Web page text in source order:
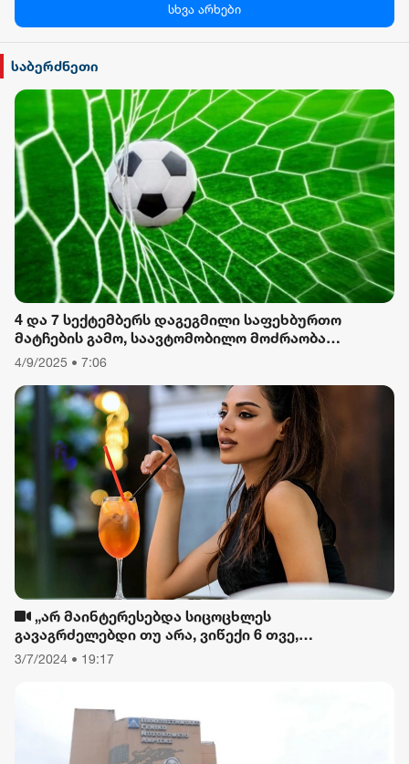
სილქ უნივერსალი
TV პირველი
ფორმულა
რიონი
სხვა არხები
საბერძნეთი
4 და 7 სექტემბერს დაგეგმილი საფეხბურთო
მატჩების გამო, საავტომობილო მოძრაობა
შეიზღუდება
4/9/2025 • 7:06
„არ მაინტერესებდა სიცოცხლეს
გავაგრძელებდი თუ არა, ვიწექი 6 თვე,
დავიწყებული მქონდა კვება, ფიზიკური მოძრაობა“
3/7/2024 • 19:17